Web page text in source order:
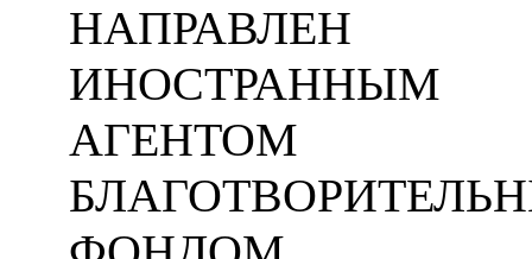
НАПРАВЛЕН
ИНОСТРАННЫМ
АГЕНТОМ